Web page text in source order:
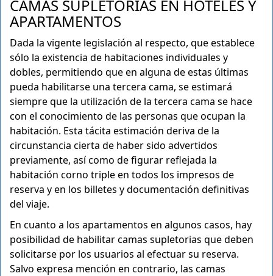
CAMAS SUPLETORIAS EN HOTELES Y
APARTAMENTOS
Dada la vigente legislación al respecto, que establece
sólo la existencia de habitaciones individuales y
dobles, permitiendo que en alguna de estas últimas
pueda habilitarse una tercera cama, se estimará
siempre que la utilización de la tercera cama se hace
con el conocimiento de las personas que ocupan la
habitación. Esta tácita estimación deriva de la
circunstancia cierta de haber sido advertidos
previamente, así como de figurar reflejada la
habitación corno triple en todos los impresos de
reserva y en los billetes y documentación definitivas
del viaje.
En cuanto a los apartamentos en algunos casos, hay
posibilidad de habilitar camas supletorias que deben
solicitarse por los usuarios al efectuar su reserva.
Salvo expresa mención en contrario, las camas